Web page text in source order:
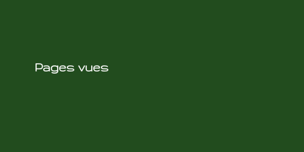
Pages vues